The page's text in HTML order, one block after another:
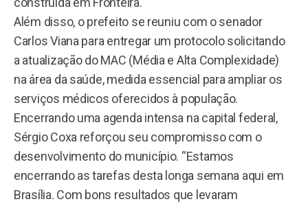
Além disso, o prefeito se reuniu com o senador
Carlos Viana para entregar um protocolo solicitando
a atualização do MAC (Média e Alta Complexidade)
na área da saúde, medida essencial para ampliar os
serviços médicos oferecidos à população.
Encerrando uma agenda intensa na capital federal,
Sérgio Coxa reforçou seu compromisso com o
desenvolvimento do município. “Estamos
encerrando as tarefas desta longa semana aqui em
Brasília. Com bons resultados que levaram